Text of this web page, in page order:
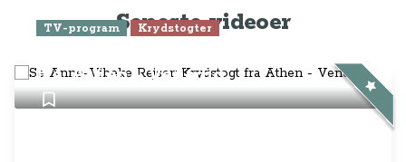
Seneste videoer
TV-program Krydstogter
fra Athen - Venedig